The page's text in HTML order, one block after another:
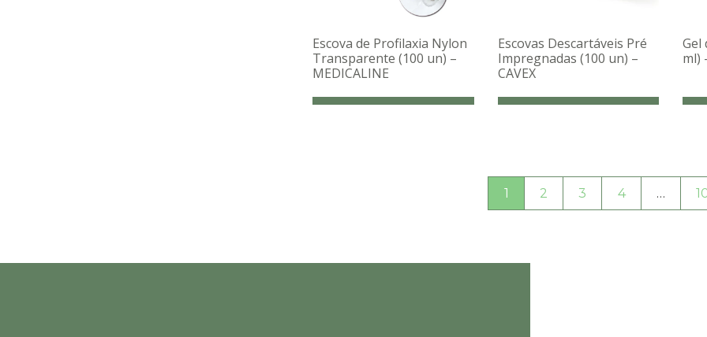
Escova de Profilaxia Nylon
Transparente (100 un) –
MEDICALINE
Escovas Descartáveis Pré
Impregnadas (100 un) –
CAVEX
Gel
ml)
1 2 3 4 …